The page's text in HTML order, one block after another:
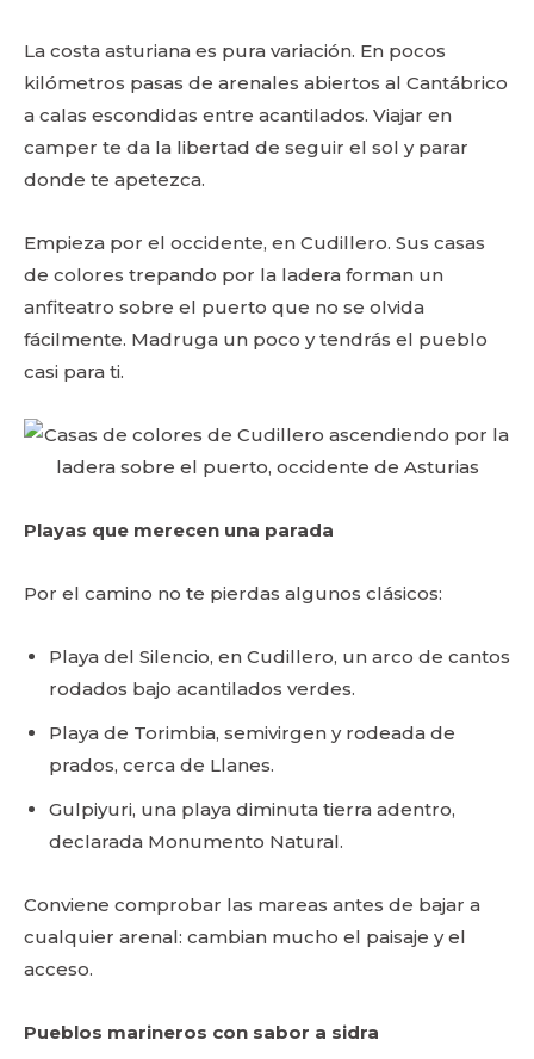
La costa asturiana es pura variación. En pocos
kilómetros pasas de arenales abiertos al Cantábrico
a calas escondidas entre acantilados. Viajar en
camper te da la libertad de seguir el sol y parar
donde te apetezca.
Empieza por el occidente, en Cudillero. Sus casas
de colores trepando por la ladera forman un
anfiteatro sobre el puerto que no se olvida
fácilmente. Madruga un poco y tendrás el pueblo
casi para ti.
Playas que merecen una parada
Por el camino no te pierdas algunos clásicos:
Playa del Silencio, en Cudillero, un arco de cantos
rodados bajo acantilados verdes.
Playa de Torimbia, semivirgen y rodeada de
prados, cerca de Llanes.
Gulpiyuri, una playa diminuta tierra adentro,
declarada Monumento Natural.
Conviene comprobar las mareas antes de bajar a
cualquier arenal: cambian mucho el paisaje y el
acceso.
Pueblos marineros con sabor a sidra